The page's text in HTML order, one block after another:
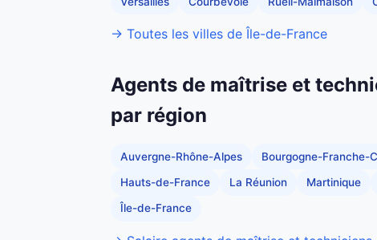
→ Toutes les villes de Île-de-France
Agents de maîtrise et
par région
Auvergne-Rhône-Alpes Bourgogne-Franche-
Hauts-de-France La Réunion Martinique
Île-de-France